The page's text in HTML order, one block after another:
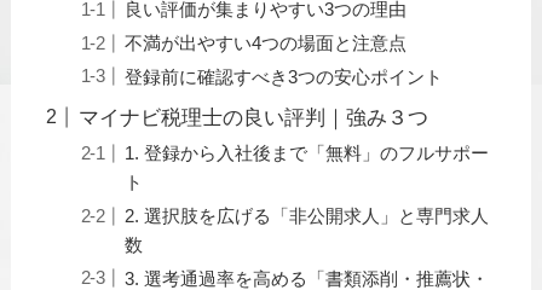
良い評価が集まりやすい3つの理由
不満が出やすい4つの場面と注意点
登録前に確認すべき3つの安心ポイント
マイナビ税理士の良い評判｜強み３つ
1. 登録から入社後まで「無料」のフルサポー
ト
2. 選択肢を広げる「非公開求人」と専門求人
数
3. 選考通過率を高める「書類添削・推薦状・